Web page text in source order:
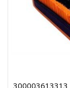
300003613313